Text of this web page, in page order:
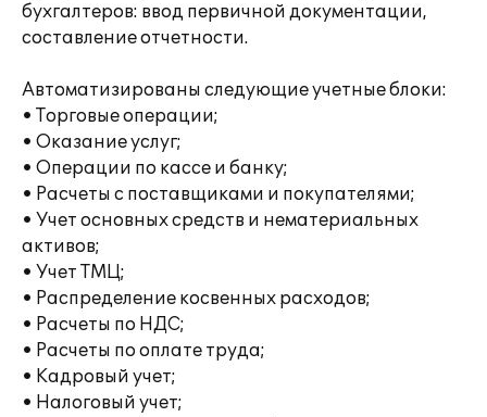
бухгалтеров: ввод первичной документации,
составление отчетности.
Автоматизированы следующие учетные блоки:
• Торговые операции;
• Оказание услуг;
• Операции по кассе и банку;
• Расчеты с поставщиками и покупателями;
• Учет основных средств и нематериальных
активов;
• Учет ТМЦ;
• Распределение косвенных расходов;
• Расчеты по НДС;
• Расчеты по оплате труда;
• Кадровый учет;
• Налоговый учет;